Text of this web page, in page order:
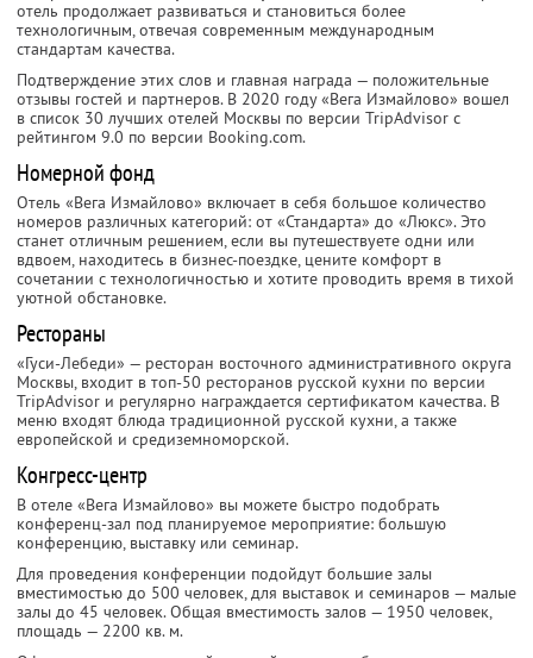
отель продолжает развиваться и становиться более
технологичным, отвечая современным международным
стандартам качества.
Подтверждение этих слов и главная награда — положительные
отзывы гостей и партнеров. В 2020 году «Вега Измайлово» вошел
в список 30 лучших отелей Москвы по версии TripAdvisor с
рейтингом 9.0 по версии Booking.com.
Номерной фонд
Отель «Вега Измайлово» включает в себя большое количество
номеров различных категорий: от «Стандарта» до «Люкс». Это
станет отличным решением, если вы путешествуете одни или
вдвоем, находитесь в бизнес-поездке, цените комфорт в
сочетании с технологичностью и хотите проводить время в тихой
уютной обстановке.
Рестораны
«Гуси-Лебеди» — ресторан восточного административного округа
Москвы, входит в топ-50 ресторанов русской кухни по версии
TripAdvisor и регулярно награждается сертификатом качества. В
меню входят блюда традиционной русской кухни, а также
европейской и средиземноморской.
Конгресс-центр
В отеле «Вега Измайлово» вы можете быстро подобрать
конференц-зал под планируемое мероприятие: большую
конференцию, выставку или семинар.
Для проведения конференции подойдут большие залы
вместимостью до 500 человек, для выставок и семинаров — малые
залы до 45 человек. Общая вместимость залов — 1950 человек,
площадь — 2200 кв. м.